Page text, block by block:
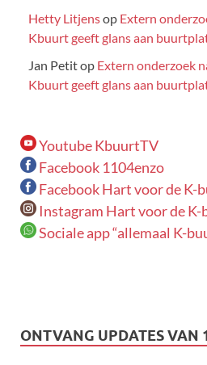
Hetty Litjensop Extern
Kbuurt geeft glans aan
Jan Petitop Extern onderzoek
Kbuurt geeft glans aan
Youtube KbuurtTV
Facebook 1104enzo
Facebook Hart voor de K-
Instagram Hart voor de
Sociale app “allemaal K-
ONTVANG UPDATES VAN